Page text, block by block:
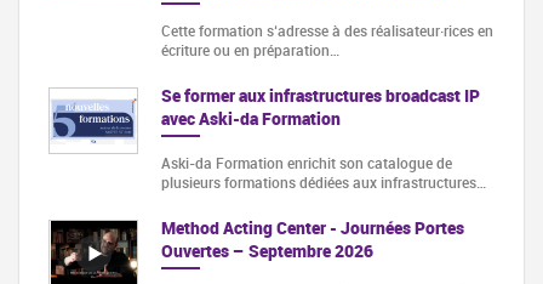
Cette formation s‘adresse à des réalisateur·rices en
écriture ou en préparation…
Se former aux infrastructures broadcast IP
avec Aski-da Formation
Aski-da Formation enrichit son catalogue de
plusieurs formations dédiées aux infrastructures…
Method Acting Center - Journées Portes
Ouvertes – Septembre 2026